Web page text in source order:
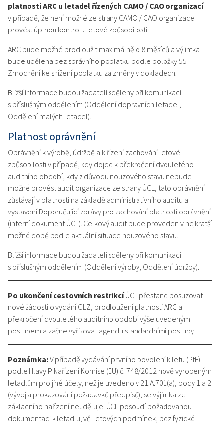
platnosti ARC u letadel řízených CAMO / CAO organizací
v případě, že není možné ze strany CAMO / CAO organizace
provést úplnou kontrolu letové způsobilosti.
ARC bude možné prodloužit maximálně o 8 měsíců a výjimka
bude udělena bez správního poplatku podle položky 55
Zmocnění ke snížení poplatku za změny v dokladech.
Bližší informace budou žadateli sděleny při komunikaci
s příslušným oddělením (Oddělení dopravních letadel,
Oddělení malých letadel).
Platnost oprávnění
Oprávnění k výrobě, údržbě a k řízení zachování letové
způsobilosti v případě, kdy dojde k překročení dvouletého
auditního období, kdy z důvodu nouzového stavu nebude
možné provést audit organizace ze strany ÚCL, tato oprávnění
zůstávají v platnosti na základě administrativního auditu a
vystavení Doporučující zprávy pro zachování platnosti oprávnění
(interní dokument ÚCL). Celkový audit bude proveden v nejkratší
možné době podle aktuální situace nouzového stavu.
Bližší informace budou žadateli sděleny při komunikaci
s příslušným oddělením (Oddělení výroby, Oddělení údržby).
Po ukončení cestovních restrikcíÚCL přestane posuzovat
nové žádosti o vydání OLZ, prodloužení platnosti ARC a
překročení dvouletého auditního období výše uvedeným
postupem a začne vyřizovat agendu standardními postupy.
Poznámka:V případě vydávání prvního povolení k letu (PtF)
podle Hlavy P Nařízení Komise (EU) č. 748/2012 nově vyrobeným
letadlům pro jiné účely, než je uvedeno v 21.A.701(a), body 1 a 2
(vývoj a prokazování požadavků předpisů), se výjimka ze
základního nařízení neuděluje. ÚCL posoudí požadovanou
dokumentaci k letadlu, vč. letových podmínek, bez fyzické